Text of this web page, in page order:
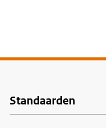
Voet
Standaarden